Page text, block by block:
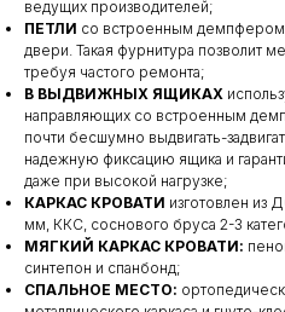
ведущих производителей;
ПЕТЛИ со встроенным демпфером
двери. Такая фурнитура позволит
требуя частого ремонта;
В ВЫДВИЖНЫХ ЯЩИКАХ
направляющих со встроенным
почти бесшумно выдвигать-
надежную фиксацию ящика и
даже при высокой нагрузке;
КАРКАС КРОВАТИ изготовлен
мм, ККС, соснового бруса 2-3
МЯГКИЙ КАРКАС КРОВАТИ:
синтепон и спанбонд;
СПАЛЬНОЕ МЕСТО: